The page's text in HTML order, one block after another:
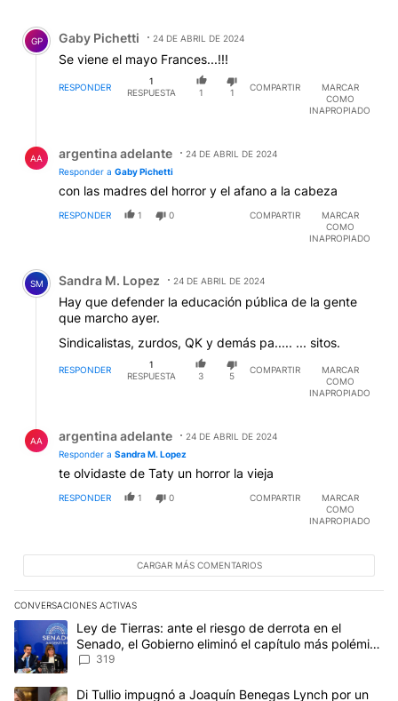
Comentario de Gaby Pichetti.
GP Gaby Pichetti 24 DE ABRIL DE 2024
Se viene el mayo Frances...!!!
RESPONDER
1
RESPUESTA
1 1
COMPARTIR
MARCAR
COMO
INAPROPIADO
AA argentina adelante
24 DE ABRIL DE 2024
Responder a Gaby Pichetti
con las madres del horror y el afano a la cabeza
RESPONDER 1 0 COMPARTIR
MARCAR
COMO
INAPROPIADO
Comentario de Sandra M. Lopez.
SM Sandra M. Lopez 24 DE ABRIL DE 2024
Hay que defender la educación pública de la gente
que marcho ayer.
Sindicalistas, zurdos, QK y demás pa..... ... sitos.
RESPONDER
1
RESPUESTA
3 5
COMPARTIR
MARCAR
COMO
INAPROPIADO
AA argentina adelante
24 DE ABRIL DE 2024
Responder a Sandra M. Lopez
te olvidaste de Taty un horror la vieja
RESPONDER 1 0 COMPARTIR
MARCAR
COMO
INAPROPIADO
CARGAR MÁS COMENTARIOS
CONVERSACIONES ACTIVAS
Este listado muestra los artículos con más comentarios en los
Un artículo de tendencia con el título "Ley de Tierras: ante el
Ley de Tierras: ante el riesgo de derrota en el
Senado, el Gobierno eliminó el capítulo más polémico
del proyecto
319
Un artículo de tendencia con el título "Di Tullio impugnó a
Di Tullio impugnó a Joaquín Benegas Lynch por un